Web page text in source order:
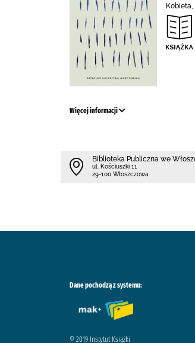
Więcej informacji
Biblioteka Publiczna we
ul. Kościuszki 11
29-100 Włoszczowa
Dane pochodzą z systemu:
© 2019 Instytut Książki